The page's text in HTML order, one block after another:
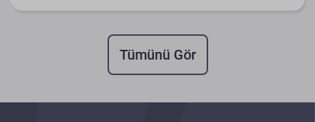
Tümünü Gör